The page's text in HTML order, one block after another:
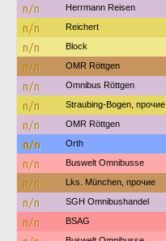
n/n Herrmann Reisen
n/n Reichert
n/n Block
n/n OMR Röttgen
n/n Omnibus Röttgen
n/n Straubing-Bogen, прочие
n/n OMR Röttgen
n/n Orth
n/n Buswelt Omnibusse
n/n Lks. München, прочие
n/n SGH Omnibushandel
n/n BSAG